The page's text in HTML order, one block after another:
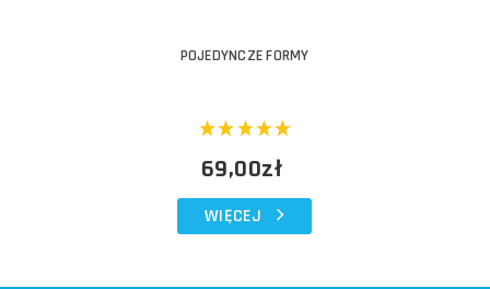
POJEDYNCZE FORMY
69,00zł
WIĘCEJ